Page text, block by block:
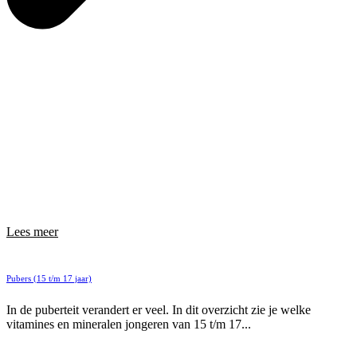
Lees meer
Pubers (15 t/m 17 jaar)
In de puberteit verandert er veel. In dit overzicht zie je welke
vitamines en mineralen jongeren van 15 t/m 17...